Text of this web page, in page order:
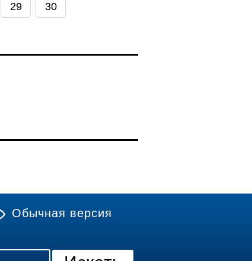
29 30
Обычная версия